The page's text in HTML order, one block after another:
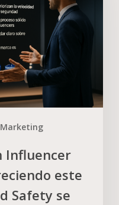
Influencer
este
Safety se